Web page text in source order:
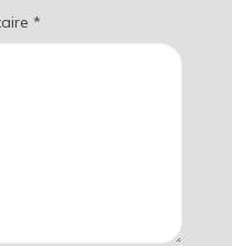
*